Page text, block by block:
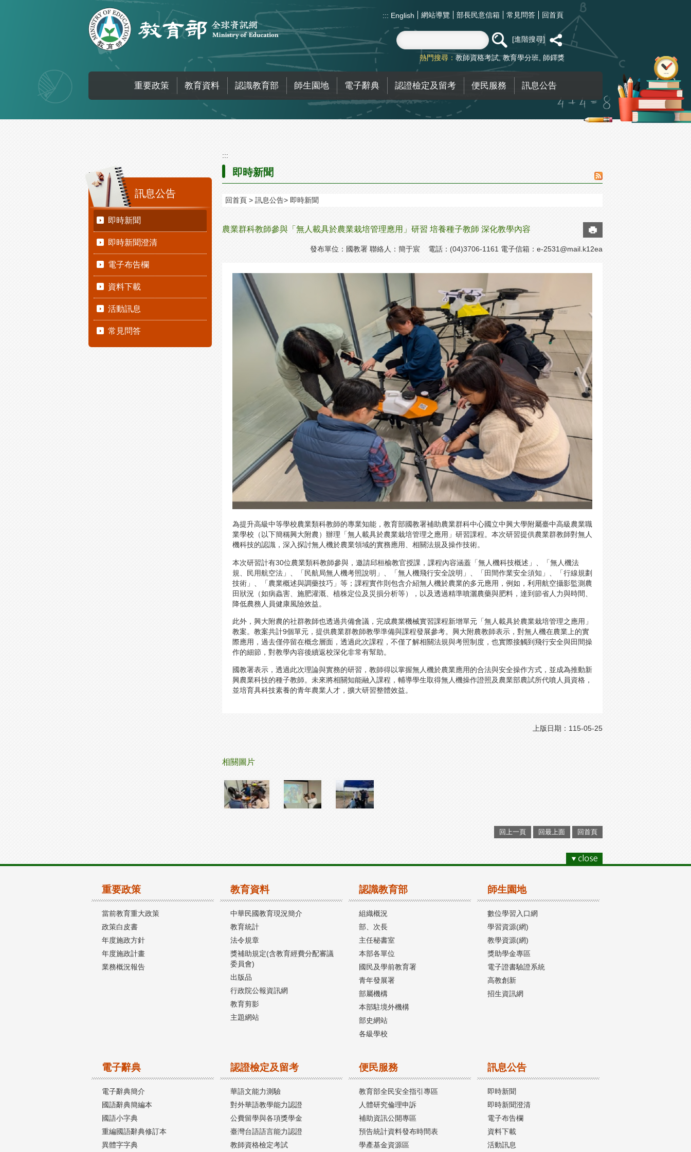
::: English 網站導覽 部長民意信箱 常見問答 回首頁
進階搜尋
熱門搜尋： 教師資格考試 教育學分班 師鐸獎
重要政策 教育資料 認識教育部 師生園地 電子辭典 認證檢定及留考 便民服務 訊息公告
:::
訊息公告
即時新聞
即時新聞澄清
電子布告欄
資料下載
活動訊息
常見問答
:::
即時新聞
回首頁 訊息公告 即時新聞
農業群科教師參與「無人載具於農業栽培管理應用」研習 培養種子教師 深化教學內容
發布單位：國教署 聯絡人：簡于宸 電話：(04)3706-1161 電子信箱： e-2531@mail.k12ea
為提升高級中等學校農業類科教師的專業知能，教育部國教署補助農業群科中心國立中興大學附屬臺中高級農業職
業學校（以下簡稱興大附農）辦理「無人載具於農業栽培管理之應用」研習課程。本次研習提供農業群教師對無人
機科技的認識，深入探討無人機於農業領域的實務應用、相關法規及操作技術。
本次研習計有30位農業類科教師參與，邀請邱桓榆教官授課，課程內容涵蓋「無人機科技概述」、「無人機法
規、民用航空法」、「民航局無人機考照說明」、「無人機飛行安全說明」、「田間作業安全須知」、「行線規劃
技術」、「農業概述與調藥技巧」等；課程實作則包含介紹無人機於農業的多元應用，例如，利用航空攝影監測農
田狀況（如病蟲害、施肥灌溉、植株定位及災損分析等），以及透過精準噴灑農藥與肥料，達到節省人力與時間、
降低農務人員健康風險效益。
此外，興大附農的社群教師也透過共備會議，完成農業機械實習課程新增單元「無人載具於農業栽培管理之應用」
教案。教案共計9個單元，提供農業群教師教學準備與課程發展參考。興大附農教師表示，對無人機在農業上的實
際應用，過去僅停留在概念層面，透過此次課程，不僅了解相關法規與考照制度，也實際接觸到飛行安全與田間操
作的細節，對教學內容後續返校深化非常有幫助。
國教署表示，透過此次理論與實務的研習，教師得以掌握無人機於農業應用的合法與安全操作方式，並成為推動新
興農業科技的種子教師。未來將相關知能融入課程，輔導學生取得無人機操作證照及農業部農試所代噴人員資格，
並培育具科技素養的青年農業人才，擴大研習整體效益。
上版日期：115-05-25
相關圖片
回上一頁 回最上面 回首頁
重要政策
當前教育重大政策
政策白皮書
年度施政方針
年度施政計畫
業務概況報告
教育資料
中華民國教育現況簡介
教育統計
法令規章
獎補助規定(含教育經費分配審議
委員會)
出版品
行政院公報資訊網
教育剪影
主題網站
認識教育部
組織概況
部、次長
主任秘書室
本部各單位
國民及學前教育署
青年發展署
部屬機構
本部駐境外機構
部史網站
各級學校
師生園地
數位學習入口網
學習資源(網)
教學資源(網)
獎助學金專區
電子證書驗證系統
高教創新
招生資訊網
電子辭典
電子辭典簡介
國語辭典簡編本
國語小字典
重編國語辭典修訂本
異體字字典
認證檢定及留考
華語文能力測驗
對外華語教學能力認證
公費留學與各項獎學金
臺灣台語語言能力認證
教師資格檢定考試
便民服務
教育部全民安全指引專區
人體研究倫理申訴
補助資訊公開專區
預告統計資料發布時間表
學產基金資源區
訊息公告
即時新聞
即時新聞澄清
電子布告欄
資料下載
活動訊息